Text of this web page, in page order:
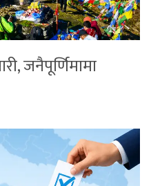
जनैपूर्णिमामा